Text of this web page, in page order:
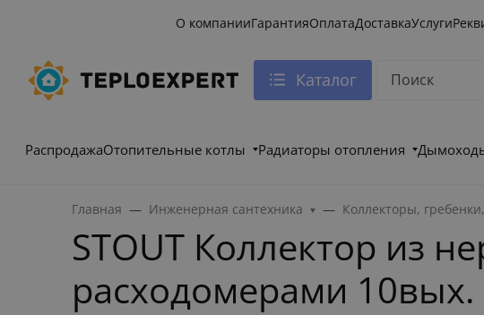
О компанииГарантияОплатаДоставкаУслуги
Каталог
РаспродажаОтопительные котлы Радиаторы отопления
Главная Инженерная сантехника Коллекторы,
STOUT Коллектор из
расходомерами 10вых.